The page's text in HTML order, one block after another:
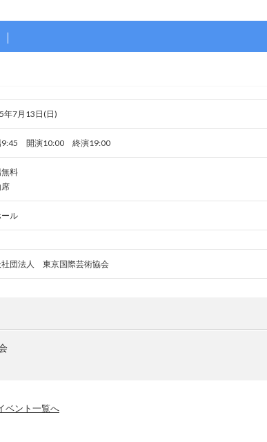
年7月13日(日)
9:45 開演10:00 終演19:00
無料
席
ール
社団法人 東京国際芸術協会
ベント一覧へ